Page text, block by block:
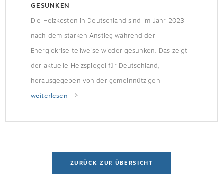
GESUNKEN
Die Heizkosten in Deutschland sind im Jahr 2023
nach dem starken Anstieg während der
Energiekrise teilweise wieder gesunken. Das zeigt
der aktuelle Heizspiegel für Deutschland,
herausgegeben von der gemeinnützigen
Beratungsgesellschaft co2online. Für die
wurden über 140.000 Gebäudedaten
weiterlesen
ZURÜCK ZUR ÜBERSICHT